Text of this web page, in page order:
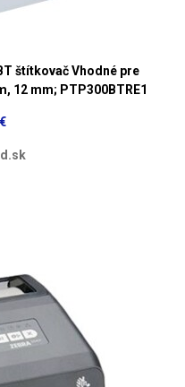
štítkovač Vhodné pre
12 mm; PTP300BTRE1